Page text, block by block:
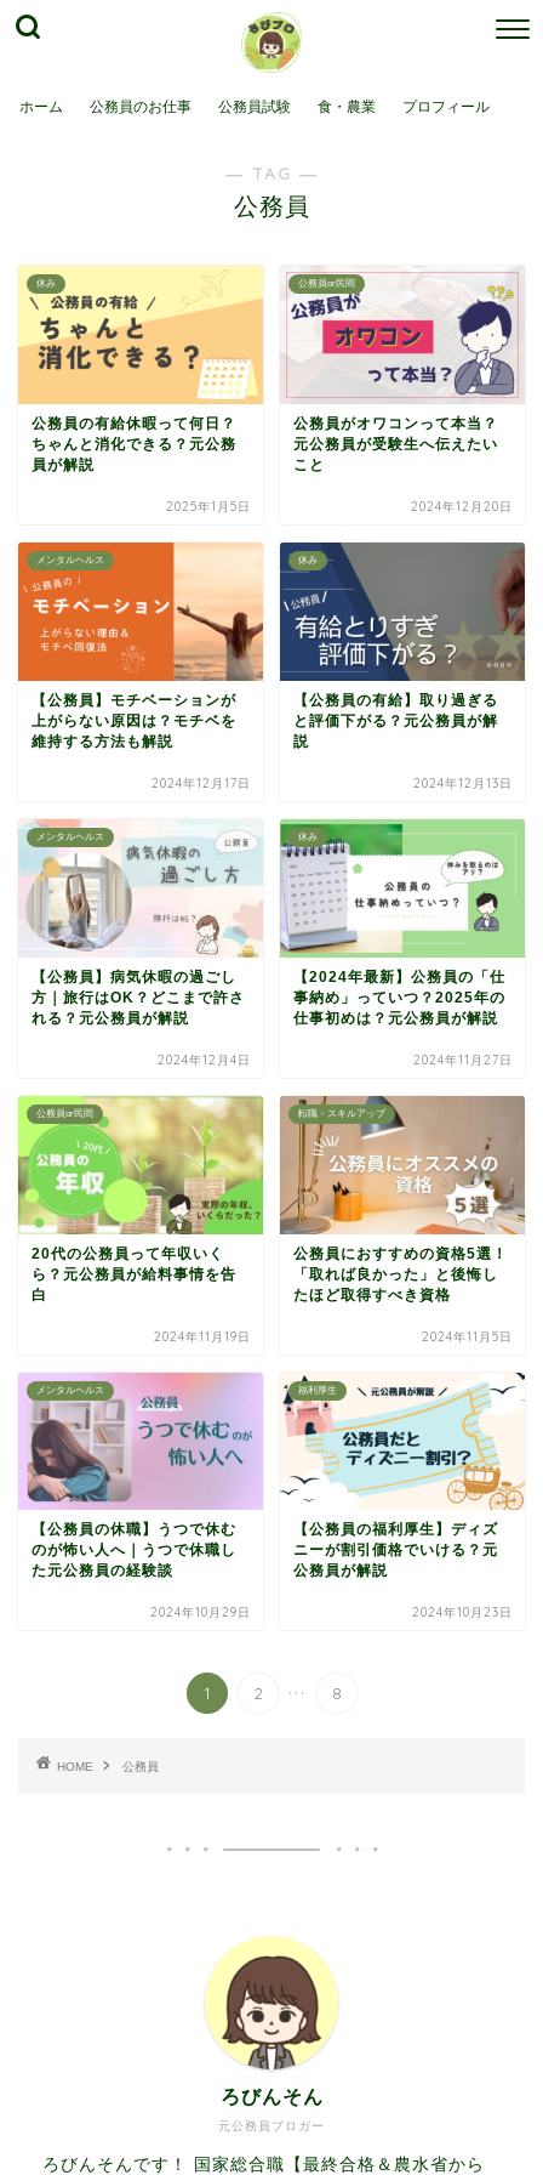
ホーム 公務員のお仕事 公務員試験 食・農業 プロフィール
― TAG ―
公務員
休み
公務員の有給休暇って何日？
ちゃんと消化できる？元公務
員が解説
2025年1月5日
公務員or民間
公務員がオワコンって本当？
元公務員が受験生へ伝えたい
こと
2024年12月20日
メンタルヘルス
【公務員】モチベーションが
上がらない原因は？モチベを
維持する方法も解説
2024年12月17日
休み
【公務員の有給】取り過ぎる
と評価下がる？元公務員が解
説
2024年12月13日
メンタルヘルス
【公務員】病気休暇の過ごし
方｜旅行はOK？どこまで許さ
れる？元公務員が解説
2024年12月4日
休み
【2024年最新】公務員の「仕
事納め」っていつ？2025年の
仕事初めは？元公務員が解説
2024年11月27日
公務員or民間
20代の公務員って年収いく
ら？元公務員が給料事情を告
白
2024年11月19日
転職・スキルアップ
公務員におすすめの資格5選！
「取れば良かった」と後悔し
たほど取得すべき資格
2024年11月5日
メンタルヘルス
【公務員の休職】うつで休む
のが怖い人へ｜うつで休職し
た元公務員の経験談
2024年10月29日
福利厚生
【公務員の福利厚生】ディズ
ニーが割引価格でいける？元
公務員が解説
2024年10月23日
1 2 ... 8
HOME 公務員
元公務員ブロガー
ろびんそん
ろびんそんです！ 国家総合職【最終合格＆農水省から